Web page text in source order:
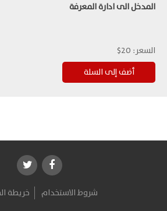
المدخل الى ادارة المعرفة
السعر: 20$
شروط الاستخدام خريطة